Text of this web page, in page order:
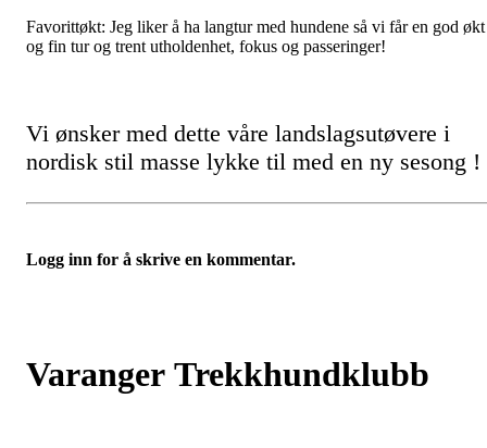
Favorittøkt: Jeg liker å ha langtur med hundene så vi får en god økt
og fin tur og trent utholdenhet, fokus og passeringer!
Vi ønsker med dette våre landslagsutøvere i
nordisk stil masse lykke til med en ny sesong !
Logg inn for å skrive en kommentar.
Varanger Trekkhundklubb